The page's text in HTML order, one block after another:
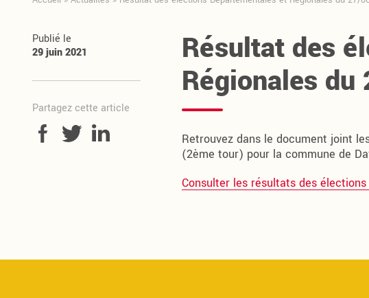
Résultat des
Régionales
Retrouvez dans le document joint
(2ème tour) pour la commune de
Consulter les résultats des élections
Publié le
29 juin 2021
Partagez cette article